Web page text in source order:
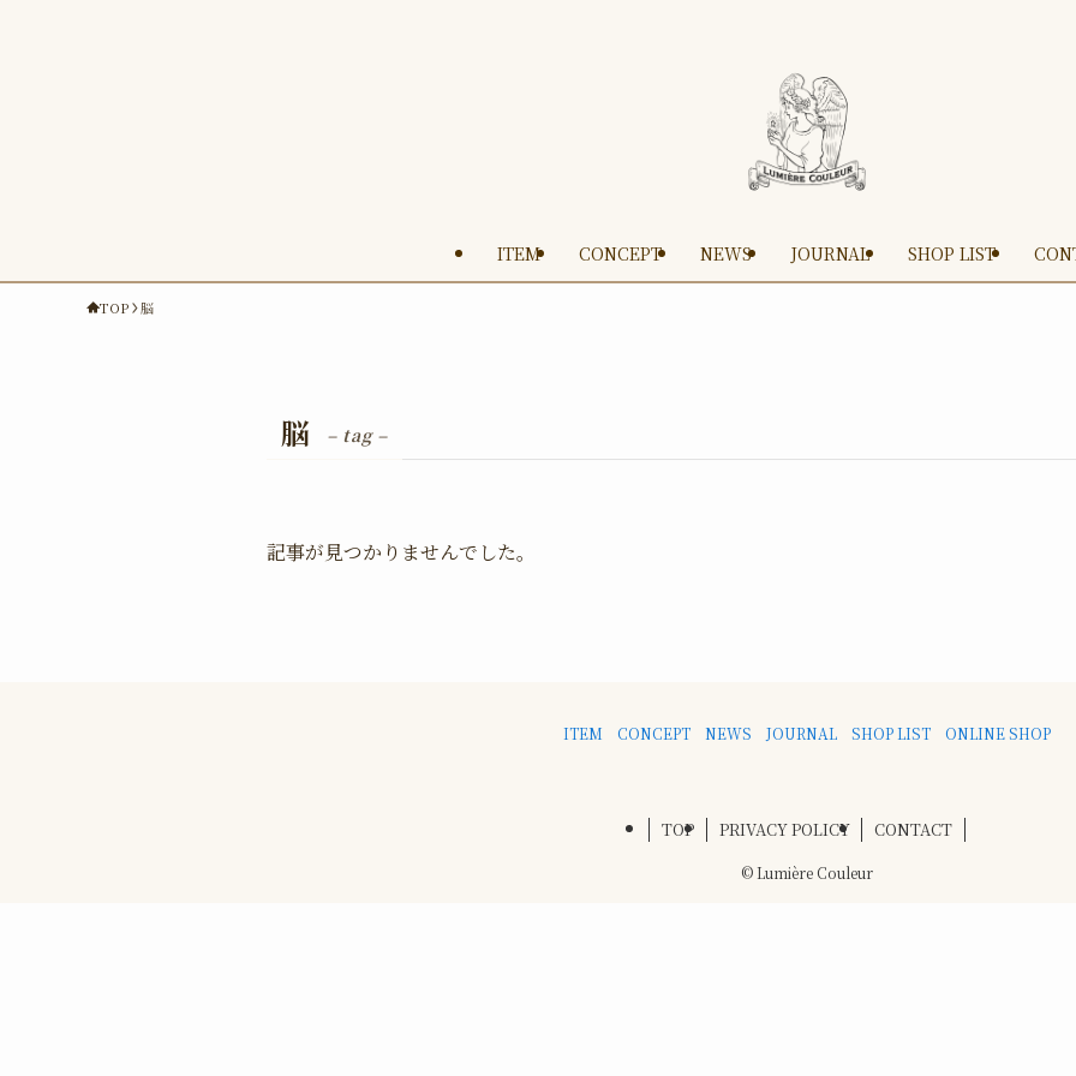
ITEM CONCEPT NEWS JOURNAL SHOP LIST
TOP 脳
脳 – tag –
記事が見つかりませんでした。
ITEM CONCEPT NEWS JOURNAL SHOP LIST ONLINE SHOP
TOP PRIVACY POLICY CONTACT
©Lumière Couleur